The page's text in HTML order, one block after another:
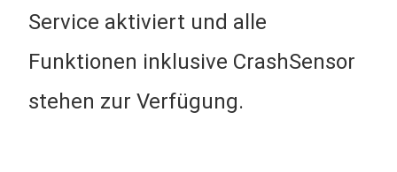
Service aktiviert und alle
Funktionen inklusive CrashSensor
stehen zur Verfügung.